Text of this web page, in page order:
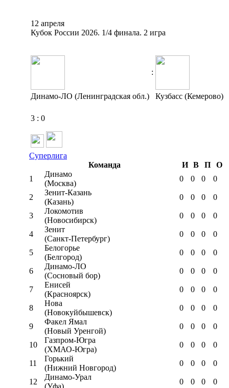
12 апреля
Кубок России 2026. 1/4 финала. 2 игра
:
Динамо-ЛО (Ленинградская обл.) Кузбасс (Кемерово)
3 : 0
Суперлига
Команда
И В П
О
1
Динамо
(Москва)
0 0 0 0
2
Зенит-Казань
(Казань)
0 0 0 0
3
Локомотив
(Новосибирск)
0 0 0 0
4
Зенит
(Санкт-Петербург)
0 0 0 0
5
Белогорье
(Белгород)
0 0 0 0
6
Динамо-ЛО
(Сосновый бор)
0 0 0 0
7
Енисей
(Красноярск)
0 0 0 0
8
Нова
(Новокуйбышевск)
0 0 0 0
9
Факел Ямал
(Новый Уренгой)
0 0 0 0
10
Газпром-Югра
(ХМАО-Югра)
0 0 0 0
11
Горький
(Нижний Новгород)
0 0 0 0
12
Динамо-Урал
(Уфа)
0 0 0 0